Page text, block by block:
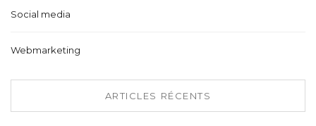
Social media
Webmarketing
ARTICLES RÉCENTS